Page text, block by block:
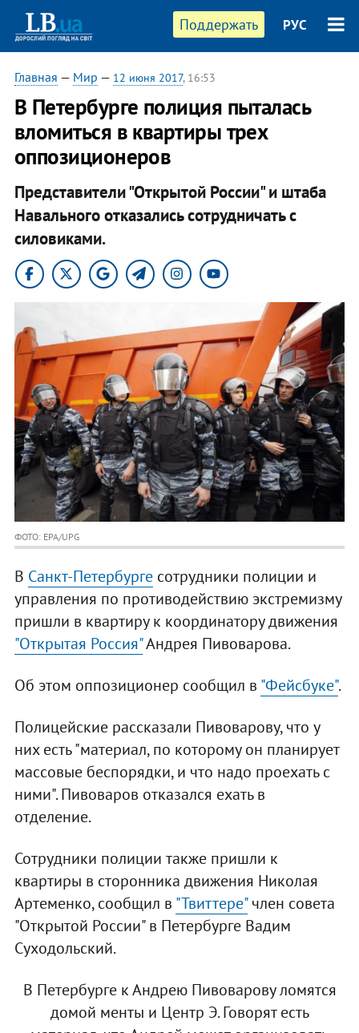
Поддержать РУС
Главная — Мир — 12 июня 2017, 16:53
В Петербурге полиция пыталась
вломиться в квартиры трех
оппозиционеров
Представители "Открытой России" и штаба
Навального отказались сотрудничать с
силовиками.
ФОТО: EPA/UPG
В Санкт-Петербургесотрудники полиции и
управления по противодействию экстремизму
пришли в квартиру к координатору движения
"Открытая Россия"Андрея Пивоварова.
Об этом оппозиционер сообщил в "Фейсбуке".
Полицейские рассказали Пивоварову, что у
них есть "материал, по которому он планирует
массовые беспорядки, и что надо проехать с
ними". Пивоваров отказался ехать в
отделение.
Сотрудники полиции также пришли к
квартиры в сторонника движения Николая
Артеменко, сообщил в "Твиттере"член совета
"Открытой России" в Петербурге Вадим
Суходольский.
В Петербурге к Андрею Пивоварову ломятся
домой менты и Центр Э. Говорят есть